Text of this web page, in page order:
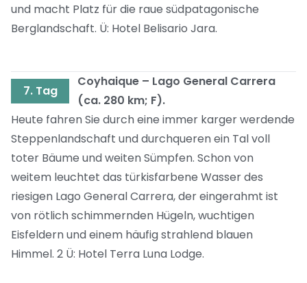
und macht Platz für die raue südpatagonische
Berglandschaft. Ü: Hotel Belisario Jara.
7. Tag
Coyhaique – Lago General Carrera
(ca. 280 km; F).
Heute fahren Sie durch eine immer karger werdende
Steppenlandschaft und durchqueren ein Tal voll
toter Bäume und weiten Sümpfen. Schon von
weitem leuchtet das türkisfarbene Wasser des
riesigen Lago General Carrera, der eingerahmt ist
von rötlich schimmernden Hügeln, wuchtigen
Eisfeldern und einem häufig strahlend blauen
Himmel. 2 Ü: Hotel Terra Luna Lodge.